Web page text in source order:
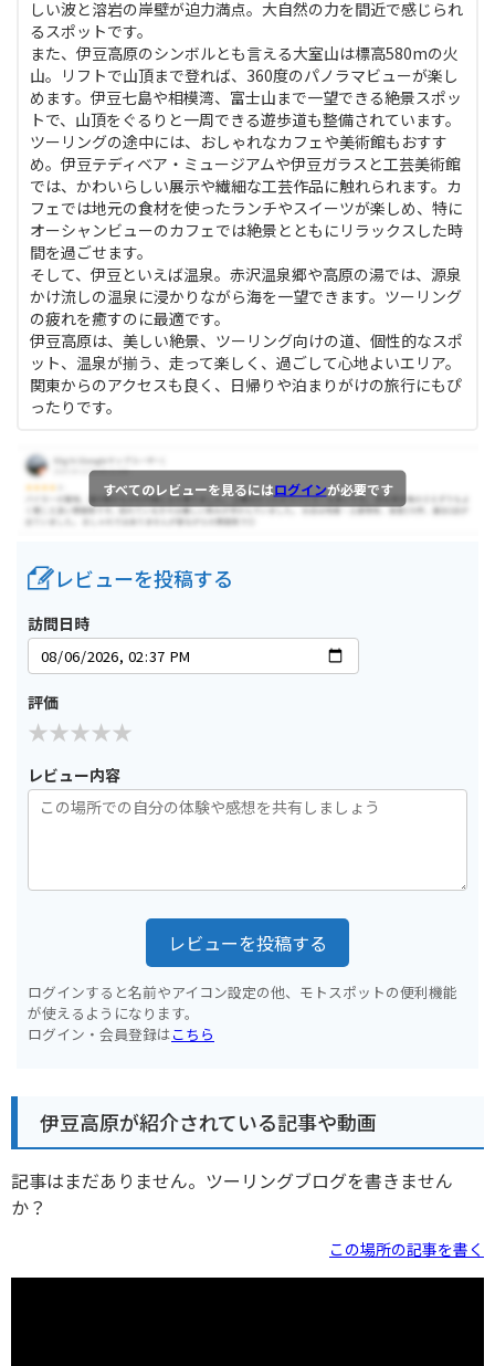
しい波と溶岩の岸壁が迫力満点。大自然の力を間近で感じられ
るスポットです。
また、伊豆高原のシンボルとも言える大室山は標高580mの火
山。リフトで山頂まで登れば、360度のパノラマビューが楽し
めます。伊豆七島や相模湾、富士山まで一望できる絶景スポッ
トで、山頂をぐるりと一周できる遊歩道も整備されています。
ツーリングの途中には、おしゃれなカフェや美術館もおすす
め。伊豆テディベア・ミュージアムや伊豆ガラスと工芸美術館
では、かわいらしい展示や繊細な工芸作品に触れられます。カ
フェでは地元の食材を使ったランチやスイーツが楽しめ、特に
オーシャンビューのカフェでは絶景とともにリラックスした時
間を過ごせます。
そして、伊豆といえば温泉。赤沢温泉郷や高原の湯では、源泉
かけ流しの温泉に浸かりながら海を一望できます。ツーリング
の疲れを癒すのに最適です。
伊豆高原は、美しい絶景、ツーリング向けの道、個性的なスポ
ット、温泉が揃う、走って楽しく、過ごして心地よいエリア。
関東からのアクセスも良く、日帰りや泊まりがけの旅行にもぴ
ったりです。
すべてのレビューを見るにはログインが必要です
レビューを投稿する
訪問日時
評価
レビュー内容
レビューを投稿する
ログインすると名前やアイコン設定の他、モトスポットの便利機能
が使えるようになります。
ログイン・会員登録はこちら
伊豆高原が紹介されている記事や動画
記事はまだありません。ツーリングブログを書きません
か？
この場所の記事を書く